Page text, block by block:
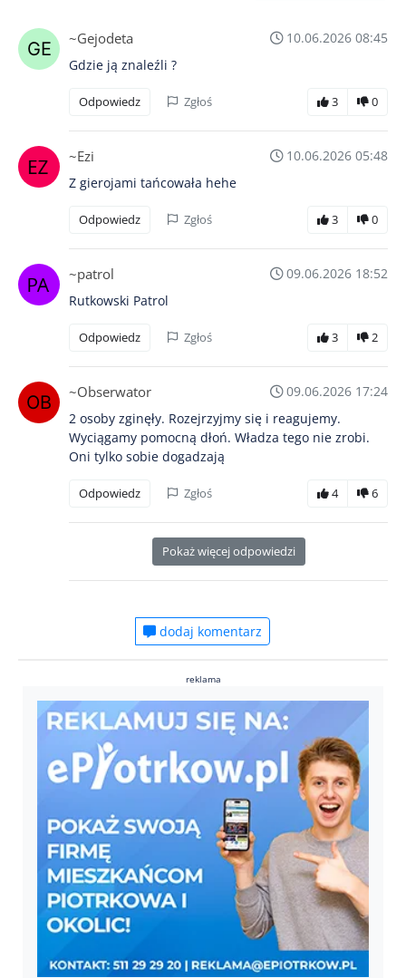
~Gejodeta
10.06.2026 08:45
Gdzie ją znaleźli ?
Odpowiedz Zgłoś 3 0
~Ezi
10.06.2026 05:48
Z gierojami tańcowała hehe
Odpowiedz Zgłoś 3 0
~patrol
09.06.2026 18:52
Rutkowski Patrol
Odpowiedz Zgłoś 3 2
~Obserwator
09.06.2026 17:24
2 osoby zginęły. Rozejrzyjmy się i reagujemy.
Wyciągamy pomocną dłoń. Władza tego nie zrobi.
Oni tylko sobie dogadzają
Odpowiedz Zgłoś 4 6
Pokaż więcej odpowiedzi
dodaj komentarz
reklama